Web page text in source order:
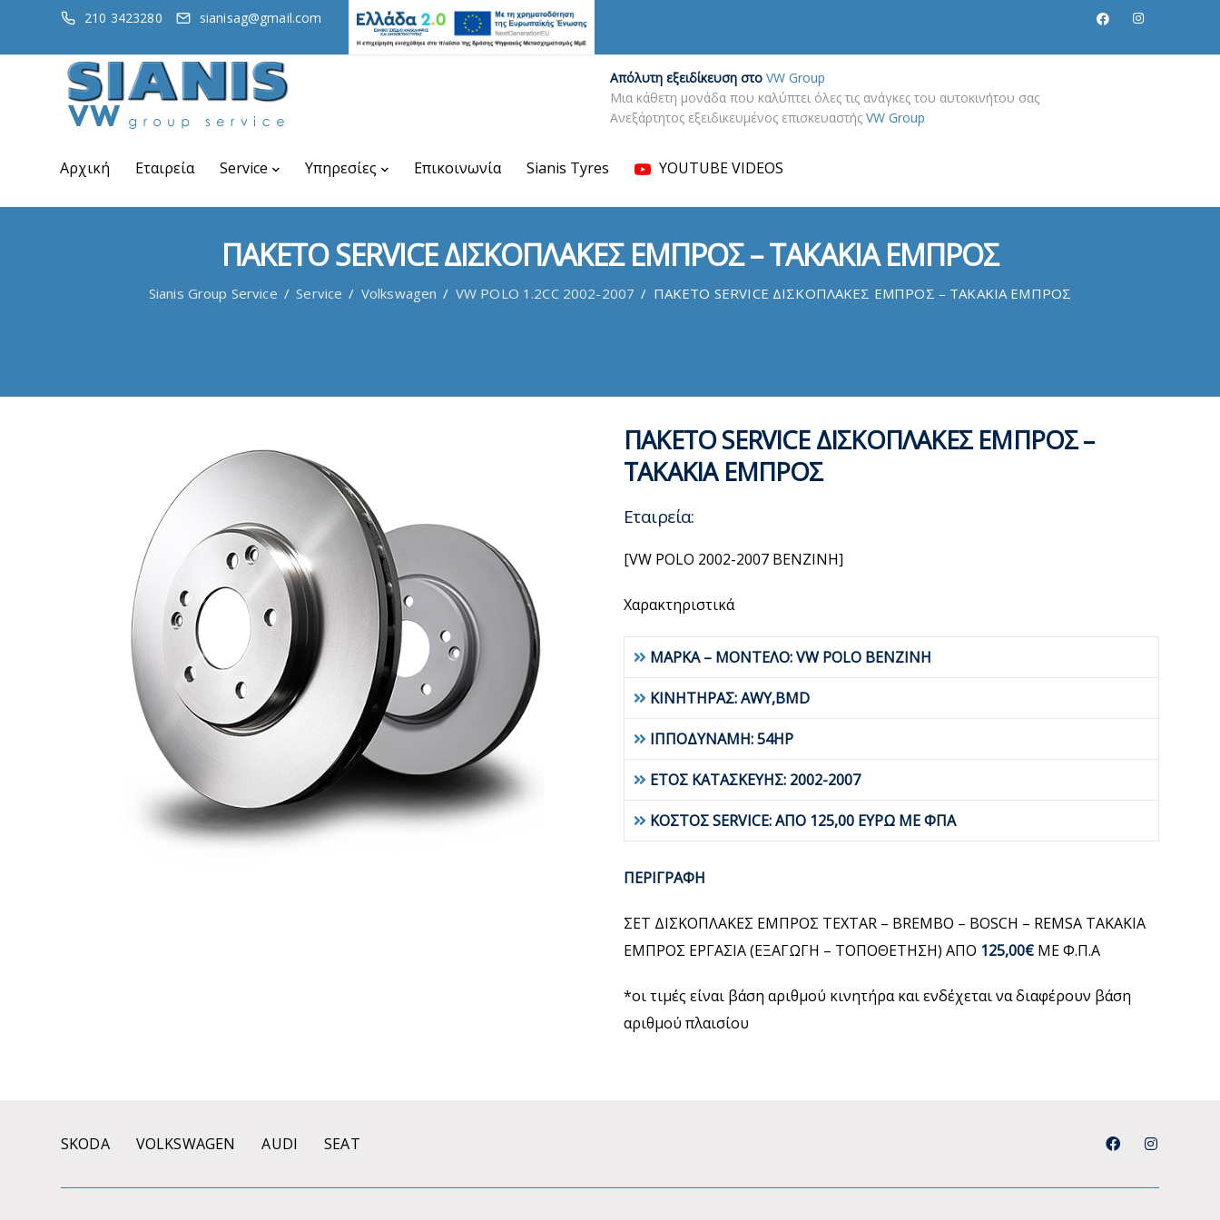
210 3423280 sianisag@gmail.com
Απόλυτη εξειδίκευση στο VW Group
Μια κάθετη μονάδα που καλύπτει όλες τις ανάγκες του αυτοκινήτου σας
Ανεξάρτητος εξειδικευμένος επισκευαστής VW Group
Αρχική Εταιρεία Service Υπηρεσίες Επικοινωνία Sianis Tyres YOUTUBE VIDEOS
ΠΑΚΕΤΟ SERVICE ΔΙΣΚΟΠΛΑΚΕΣ ΕΜΠΡΟΣ – ΤΑΚΑΚΙΑ ΕΜΠΡΟΣ
Sianis Group Service / Service / Volkswagen / VW POLO 1.2CC 2002-2007 / ΠΑΚΕΤΟ SERVICE ΔΙΣΚΟΠΛΑΚΕΣ ΕΜΠΡΟΣ – ΤΑΚΑΚΙΑ ΕΜΠΡΟΣ
ΠΑΚΕΤΟ SERVICE ΔΙΣΚΟΠΛΑΚΕΣ ΕΜΠΡΟΣ –
ΤΑΚΑΚΙΑ ΕΜΠΡΟΣ
Εταιρεία:
[VW POLO 2002-2007 BENZINH]
Χαρακτηριστικά
ΜΑΡΚΑ – ΜΟΝΤΕΛΟ: VW POLO BENZINH
ΚΙΝΗΤΗΡΑΣ: AWY,BMD
ΙΠΠΟΔΥΝΑΜΗ: 54HP
ΕΤΟΣ ΚΑΤΑΣΚΕΥΗΣ: 2002-2007
ΚΟΣΤΟΣ SERVICE: ΑΠΟ 125,00 ΕΥΡΩ ΜΕ ΦΠΑ
ΠΕΡΙΓΡΑΦΗ
ΣΕΤ ΔΙΣΚΟΠΛΑΚΕΣ ΕΜΠΡΟΣ TEXTAR – BREMBO – BOSCH – REMSA ΤΑΚΑΚΙΑ
ΕΜΠΡΟΣ ΕΡΓΑΣΙΑ (ΕΞΑΓΩΓΗ – ΤΟΠΟΘΕΤΗΣΗ) ΑΠΟ 125,00€ ΜΕ Φ.Π.Α
*οι τιμές είναι βάση αριθμού κινητήρα και ενδέχεται να διαφέρουν βάση
αριθμού πλαισίου
SKODA VOLKSWAGEN AUDI SEAT